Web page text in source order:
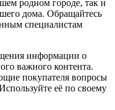
родном городе, так и
дома. Обращайтесь
специалистам
информации о
важного контента.
покупателя вопросы
её по своему